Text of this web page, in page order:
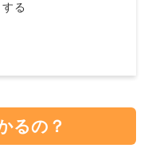
る
るの？